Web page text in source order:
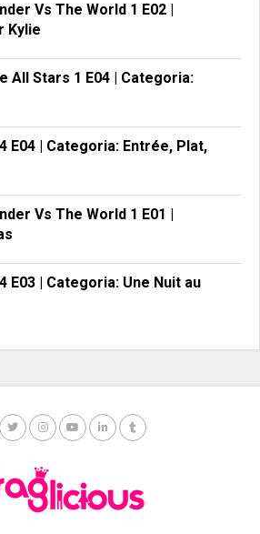
Vs The World 1 E02 |
Kylie
All Stars 1 E04 | Categoria:
E04 | Categoria: Entrée, Plat,
Vs The World 1 E01 |
E03 | Categoria: Une Nuit au